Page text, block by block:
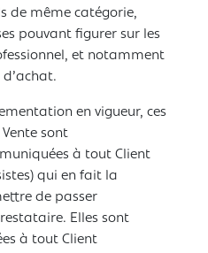
de même catégorie,
pouvant figurer sur les
et notamment
en vigueur, ces
sont
à tout Client
qui en fait la
de passer
Elles sont
à tout Client